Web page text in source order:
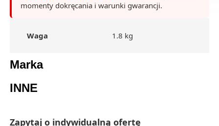
momenty dokręcania i warunki gwarancji.
Waga 1.8 kg
Marka
INNE
Zapytaj o indywidualną ofertę